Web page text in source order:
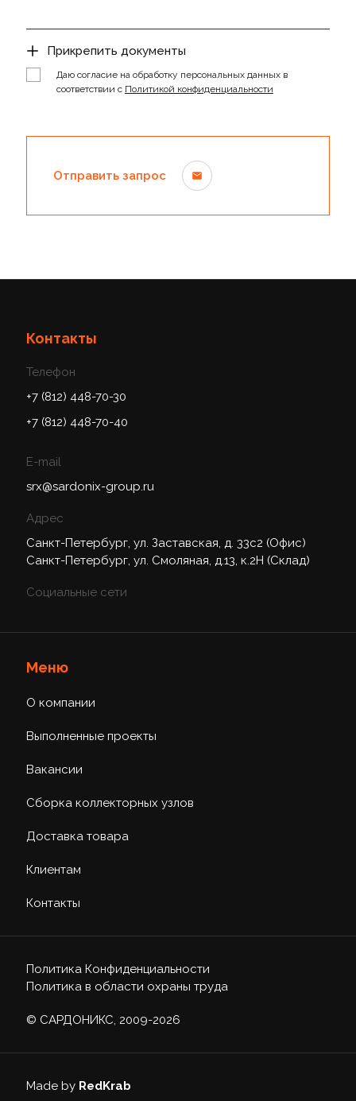
Прикрепить документы
Даю согласие на обработку персональных данных в
соответствии с Политикой конфиденциальности
Отправить запрос
Контакты
Телефон
+7 (812) 448-70-30
+7 (812) 448-70-40
E-mail
srx@sardonix-group.ru
Адрес
Санкт-Петербург, ул. Заставская, д. 33с2 (Офис)
Санкт-Петербург, ул. Смоляная, д.13, к.2Н (Склад)
Социальные сети
Меню
О компании
Выполненные проекты
Вакансии
Сборка коллекторных узлов
Доставка товара
Клиентам
Контакты
Политика Конфиденциальности
Политика в области охраны труда
© САРДОНИКС, 2009-2026
Made by RedKrab